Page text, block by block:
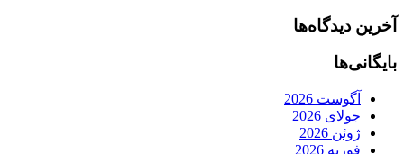
آخرین دیدگاه‌ها
بایگانی‌ها
آگوست 2026
جولای 2026
ژوئن 2026
فوریه 2026